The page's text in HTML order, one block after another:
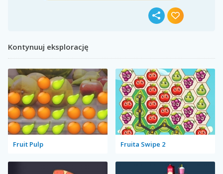
Kontynuuj eksplorację
Fruit Pulp Fruita Swipe 2